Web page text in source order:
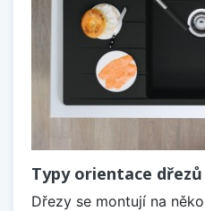
Typy orientace dřezů
Dřezy se montují na